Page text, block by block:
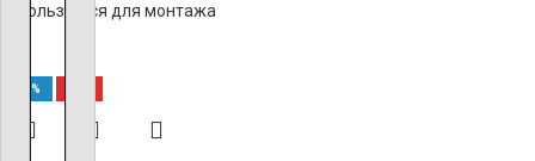
используется для монтажа
-60%